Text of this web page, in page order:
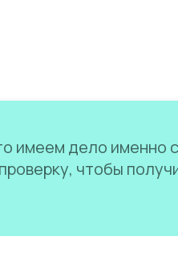
имеем дело именно
чтобы